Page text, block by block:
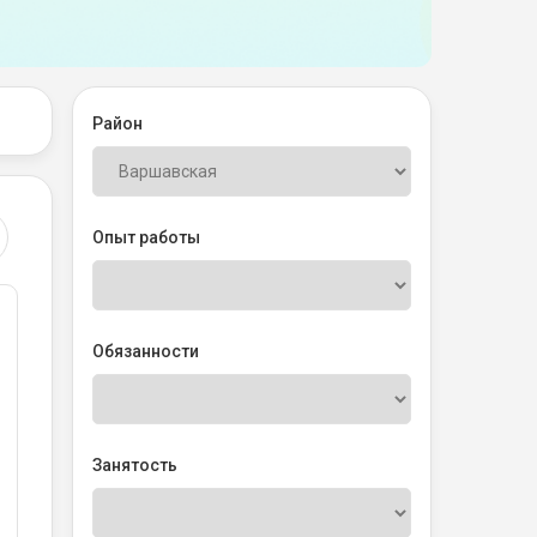
Район
Опыт работы
Обязанности
Занятость